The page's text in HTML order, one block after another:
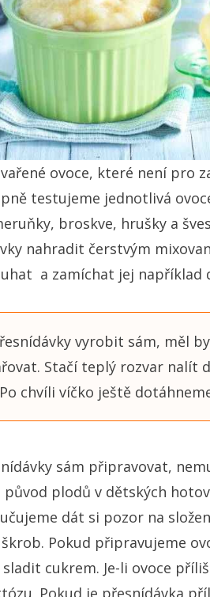
ovoce, které není pro
testujeme jednotlivá
broskve, hrušky a
nahradit čerstvým
a zamíchat jej například
vyrobit sám, měl
Stačí teplý rozvar nalít
chvíli víčko ještě
sám připravovat,
plodů v dětských
dát si pozor na
Pokud připravujeme
cukrem. Je-li ovoce